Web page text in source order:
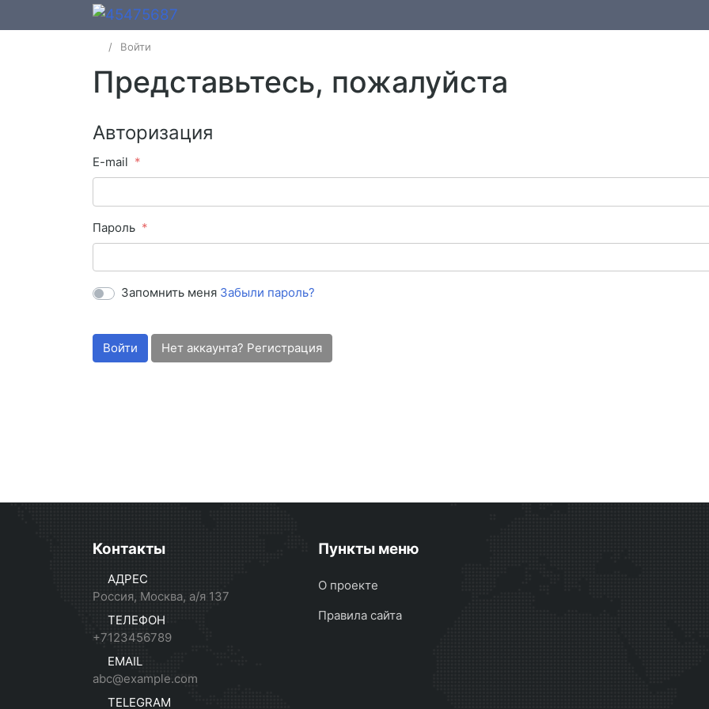
Войти
Представьтесь, пожалуйста
Авторизация
E-mail
Пароль
Запомнить меня Забыли пароль?
Войти Нет аккаунта? Регистрация
Контакты
АДРЕС
Россия, Москва, а/я 137
ТЕЛЕФОН
+7123456789
EMAIL
abc@example.com
TELEGRAM
Пункты меню
О проекте
Правила сайта